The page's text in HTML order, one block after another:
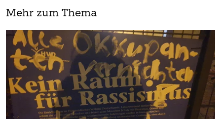
Mehr zum Thema